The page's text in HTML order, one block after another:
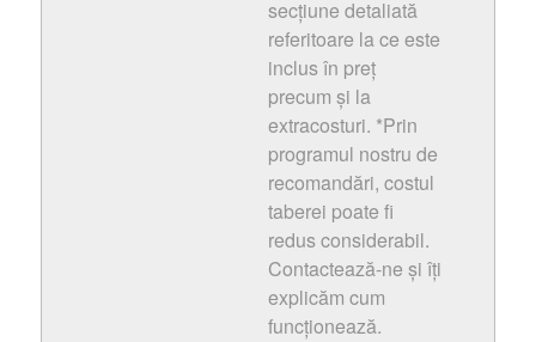
secțiune detaliată
referitoare la ce este
inclus în preț
precum și la
extracosturi. *Prin
programul nostru de
recomandări, costul
taberei poate fi
redus considerabil.
Contactează-ne și îți
explicăm cum
funcționează.